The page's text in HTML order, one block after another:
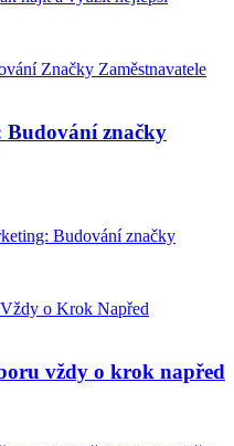
Budování značky
Budování značky
vždy o krok napřed